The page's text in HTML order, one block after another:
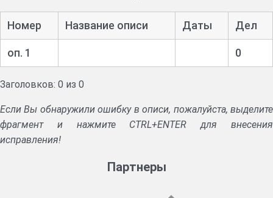
Номер Название описи Даты Дел
оп. 1 0
Заголовков: 0 из 0
Если Вы обнаружили ошибку в описи, пожалуйста, выделите
фрагмент и нажмите CTRL+ENTER для внесения
исправления!
Партнеры